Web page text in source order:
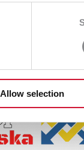
Allow selection
lepszą